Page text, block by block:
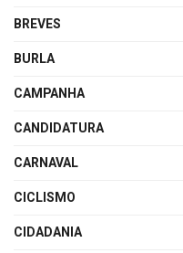
BREVES
BURLA
CAMPANHA
CANDIDATURA
CARNAVAL
CICLISMO
CIDADANIA